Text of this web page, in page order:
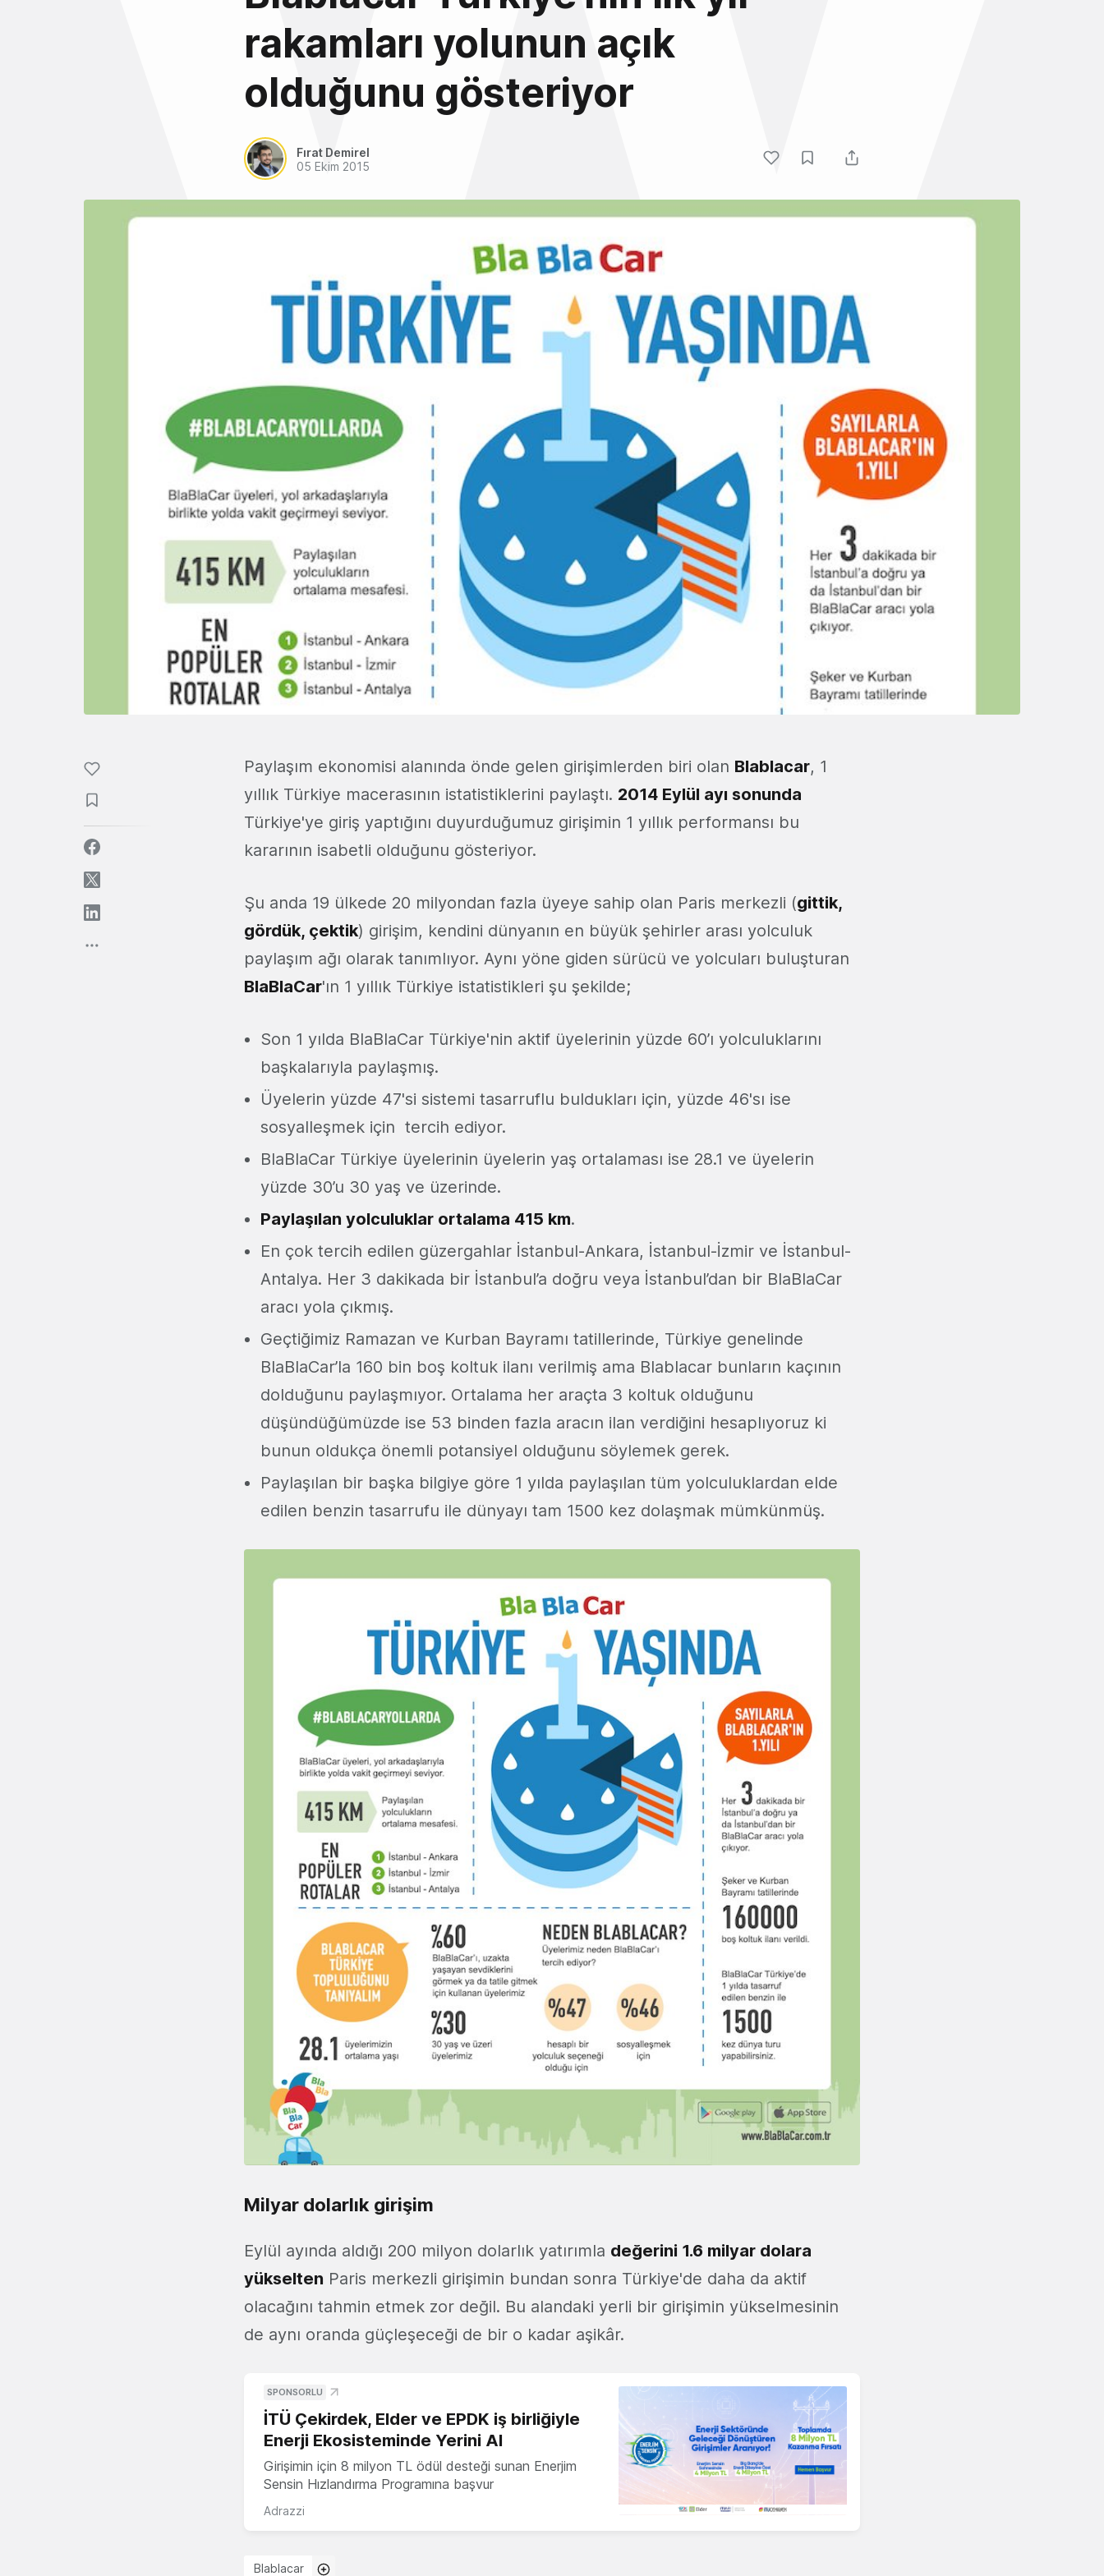
rakamları yolunun açık
olduğunu gösteriyor
Fırat Demirel
05 Ekim 2015
Paylaşım ekonomisi alanında önde gelen girişimlerden biri olan Blablacar, 1
yıllık Türkiye macerasının istatistiklerini paylaştı. 2014 Eylül ayı sonunda
Türkiye'ye giriş yaptığını duyurduğumuz girişimin 1 yıllık performansı bu
kararının isabetli olduğunu gösteriyor.
Şu anda 19 ülkede 20 milyondan fazla üyeye sahip olan Paris merkezli (gittik,
gördük, çektik) girişim, kendini dünyanın en büyük şehirler arası yolculuk
paylaşım ağı olarak tanımlıyor. Aynı yöne giden sürücü ve yolcuları buluşturan
BlaBlaCar'ın 1 yıllık Türkiye istatistikleri şu şekilde;
Son 1 yılda BlaBlaCar Türkiye'nin aktif üyelerinin yüzde 60’ı yolculuklarını
başkalarıyla paylaşmış.
Üyelerin yüzde 47'si sistemi tasarruflu buldukları için, yüzde 46'sı ise
sosyalleşmek için tercih ediyor.
BlaBlaCar Türkiye üyelerinin üyelerin yaş ortalaması ise 28.1 ve üyelerin
yüzde 30’u 30 yaş ve üzerinde.
Paylaşılan yolculuklar ortalama 415 km.
En çok tercih edilen güzergahlar İstanbul-Ankara, İstanbul-İzmir ve İstanbul-
Antalya. Her 3 dakikada bir İstanbul’a doğru veya İstanbul’dan bir BlaBlaCar
aracı yola çıkmış.
Geçtiğimiz Ramazan ve Kurban Bayramı tatillerinde, Türkiye genelinde
BlaBlaCar’la 160 bin boş koltuk ilanı verilmiş ama Blablacar bunların kaçının
dolduğunu paylaşmıyor. Ortalama her araçta 3 koltuk olduğunu
düşündüğümüzde ise 53 binden fazla aracın ilan verdiğini hesaplıyoruz ki
bunun oldukça önemli potansiyel olduğunu söylemek gerek.
Paylaşılan bir başka bilgiye göre 1 yılda paylaşılan tüm yolculuklardan elde
edilen benzin tasarrufu ile dünyayı tam 1500 kez dolaşmak mümkünmüş.
Milyar dolarlık girişim
Eylül ayında aldığı 200 milyon dolarlık yatırımla değerini 1.6 milyar dolara
yükselten Paris merkezli girişimin bundan sonra Türkiye'de daha da aktif
olacağını tahmin etmek zor değil. Bu alandaki yerli bir girişimin yükselmesinin
de aynı oranda güçleşeceği de bir o kadar aşikâr.
SPONSORLU
İTÜ Çekirdek, Elder ve EPDK iş birliğiyle
Enerji Ekosisteminde Yerini Al
Girişimin için 8 milyon TL ödül desteği sunan Enerjim
Sensin Hızlandırma Programına başvur
Adrazzi
Blablacar